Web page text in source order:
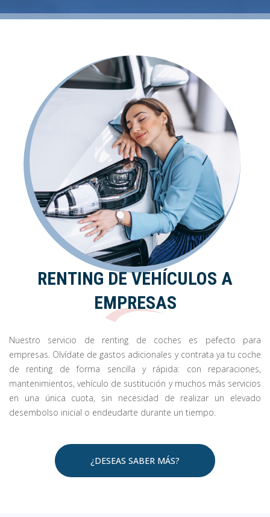
RENTING DE VEHÍCULOS A
EMPRESAS
Nuestro servicio de renting de coches es pefecto para
empresas. Olvídate de gastos adicionales y contrata ya tu coche
de renting de forma sencilla y rápida: con reparaciones,
mantenimientos, vehículo de sustitución y muchos más servicios
en una única cuota, sin necesidad de realizar un elevado
desembolso inicial o endeudarte durante un tiempo.
¿DESEAS SABER MÁS?